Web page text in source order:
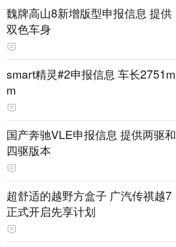
魏牌高山8新增版型申报信息 提供
双色车身
smart精灵#2申报信息 车长2751m
m
国产奔驰VLE申报信息 提供两驱和
四驱版本
超舒适的越野方盒子 广汽传祺越7
正式开启先享计划